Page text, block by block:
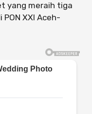
yang meraih tiga
XXI Aceh-